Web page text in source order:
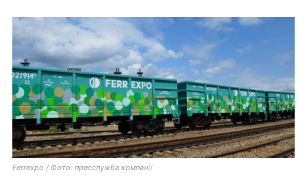
Ferrexpo / Фото: пресслужба компанії